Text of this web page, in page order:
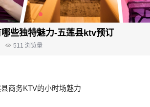
些独特魅力-五莲县ktv预订
511 浏览量
商务KTV的小时场魅力